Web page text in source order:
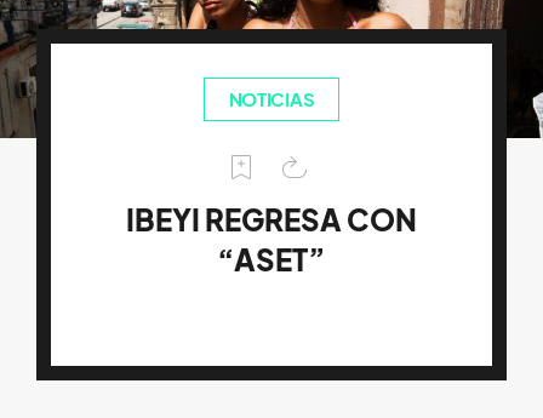
NOTICIAS
IBEYI REGRESA CON
“ASET”